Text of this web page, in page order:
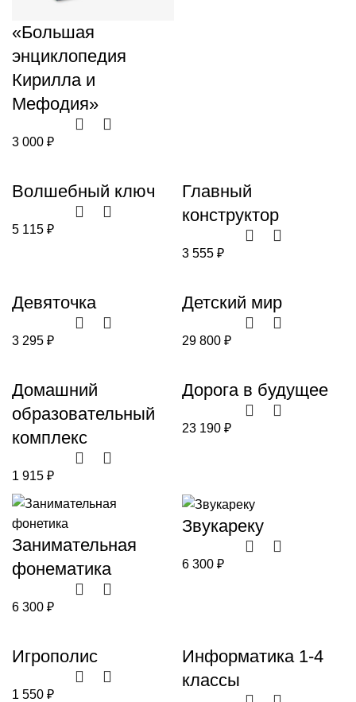
«Большая
энциклопедия
Кирилла и
Мефодия»
3 000 ₽
Волшебный ключ
5 115 ₽
Главный
конструктор
3 555 ₽
Девяточка
3 295 ₽
Детский мир
29 800 ₽
Домашний
образовательный
комплекс
1 915 ₽
Дорога в будущее
23 190 ₽
Занимательная
фонематика
6 300 ₽
Звукареку
6 300 ₽
Игрополис
1 550 ₽
Информатика 1-4
классы